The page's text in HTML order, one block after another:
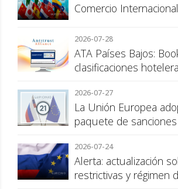
Comercio
2026-07-28
ATA Países Bajos:
clasificaciones
consumidor
2026-07-27
La Unión Europea
paquete de
2026-07-24
Alerta: actualización
restrictivas y régimen